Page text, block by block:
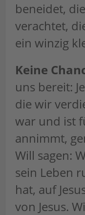
beneidet,
verachtet,
ein winzig
Keine
uns bereit:
die wir
war und ist
annimmt,
Will sagen:
sein Leben
hat, auf
von Jesus.